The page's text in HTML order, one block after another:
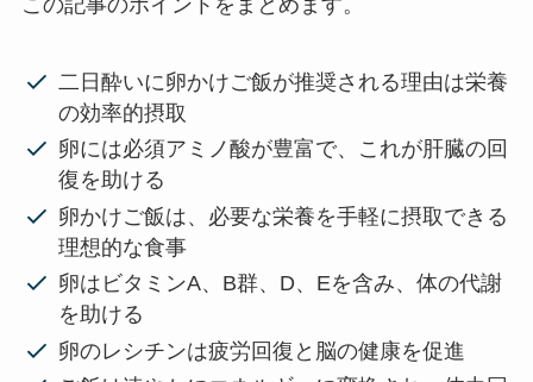
二日酔いに卵かけご飯が推奨される理由は栄養
の効率的摂取
卵には必須アミノ酸が豊富で、これが肝臓の回
復を助ける
卵かけご飯は、必要な栄養を手軽に摂取できる
理想的な食事
卵はビタミンA、B群、D、Eを含み、体の代謝
を助ける
卵のレシチンは疲労回復と脳の健康を促進